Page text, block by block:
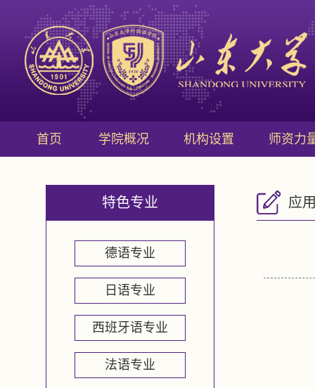
首页 学院概况 机构设置 师资力
特色专业
德语专业
日语专业
西班牙语专业
法语专业
应